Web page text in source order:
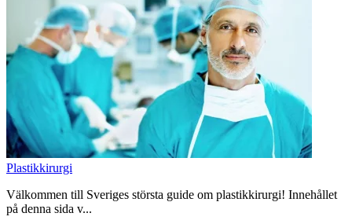
Plastikkirurgi
Välkommen till Sveriges största guide om plastikkirurgi! Innehållet
på denna sida v...